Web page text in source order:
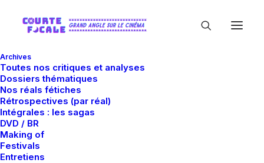
Archives
Toutes nos critiques et analyses
Dossiers thématiques
Nos réals fétiches
Rétrospectives (par réal)
Intégrales : les sagas
DVD / BR
Making of
Festivals
Entretiens